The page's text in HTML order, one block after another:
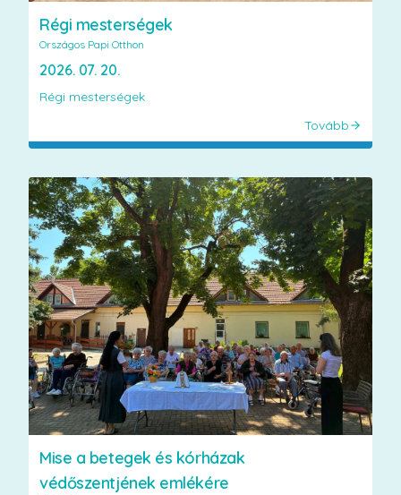
Régi mesterségek
Országos Papi Otthon
2026. 07. 20.
Régi mesterségek
Tovább
Mise a betegek és kórházak
védőszentjének emlékére